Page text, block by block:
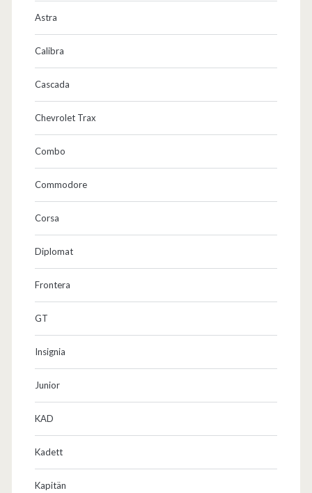
Astra
Calibra
Cascada
Chevrolet Trax
Combo
Commodore
Corsa
Diplomat
Frontera
GT
Insignia
Junior
KAD
Kadett
Kapitän